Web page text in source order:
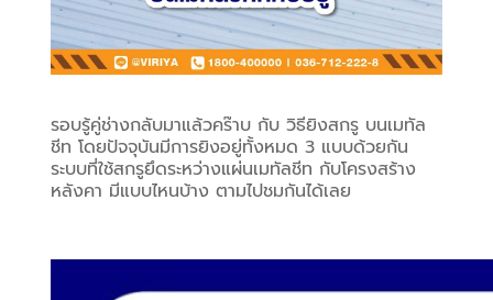
รอบรู้คู่ช่างกลับมาแล้วคร๊าบ กับ วิธียิงสกรู บนเมทัล
ชีท โดยปัจจุบันมีการยิงอยู่ทั้งหมด 3 แบบด้วยกัน
ระบบที่ใช้สกรูยึดระหว่างแผ่นเมทัลชีท กับโครงสร้าง
หลังคา มีแบบไหนบ้าง ตามไปชมกันได้เลย